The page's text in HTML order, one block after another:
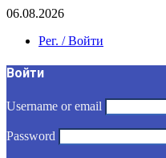
06.08.2026
Рег. / Войти
Войти
Username or email
Password